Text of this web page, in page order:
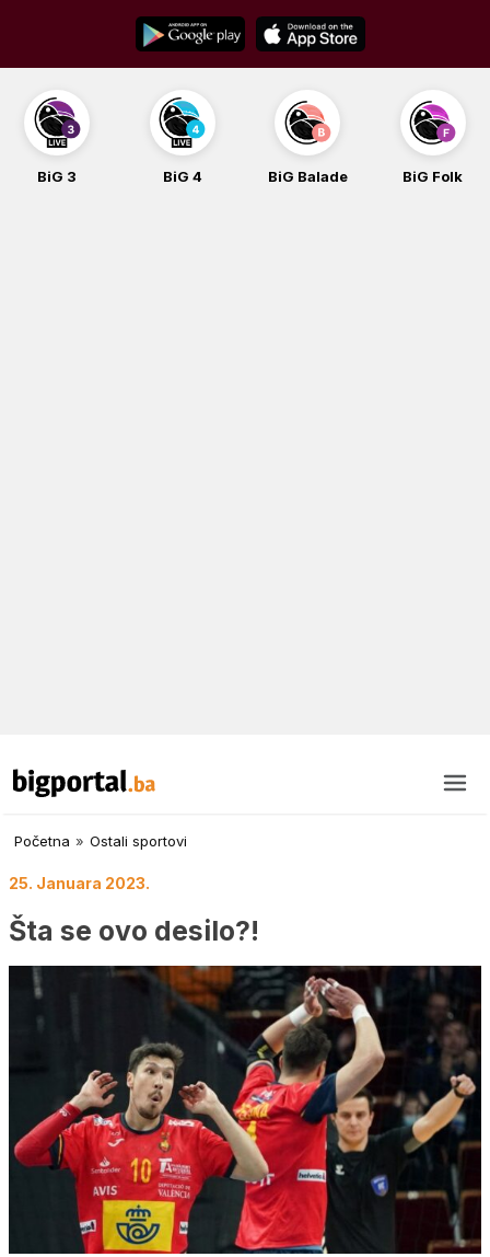
content
BiG 3 BiG 4 BiG Balade BiG Folk
Početna » Ostali sportovi
25. Januara 2023.
Šta se ovo desilo?!